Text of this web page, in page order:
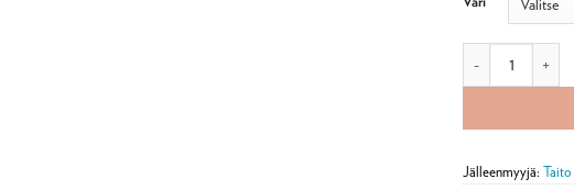
Jälleenmyyjä: Taito